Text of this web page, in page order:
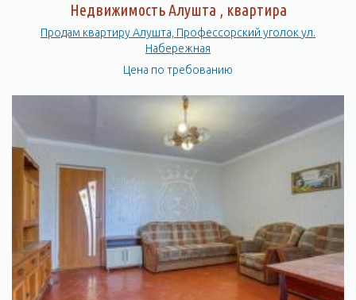
Недвижимость Алушта , квартира
Продам квартиру Алушта, Профессорский уголок ул.
Набережная
Цена по требованию